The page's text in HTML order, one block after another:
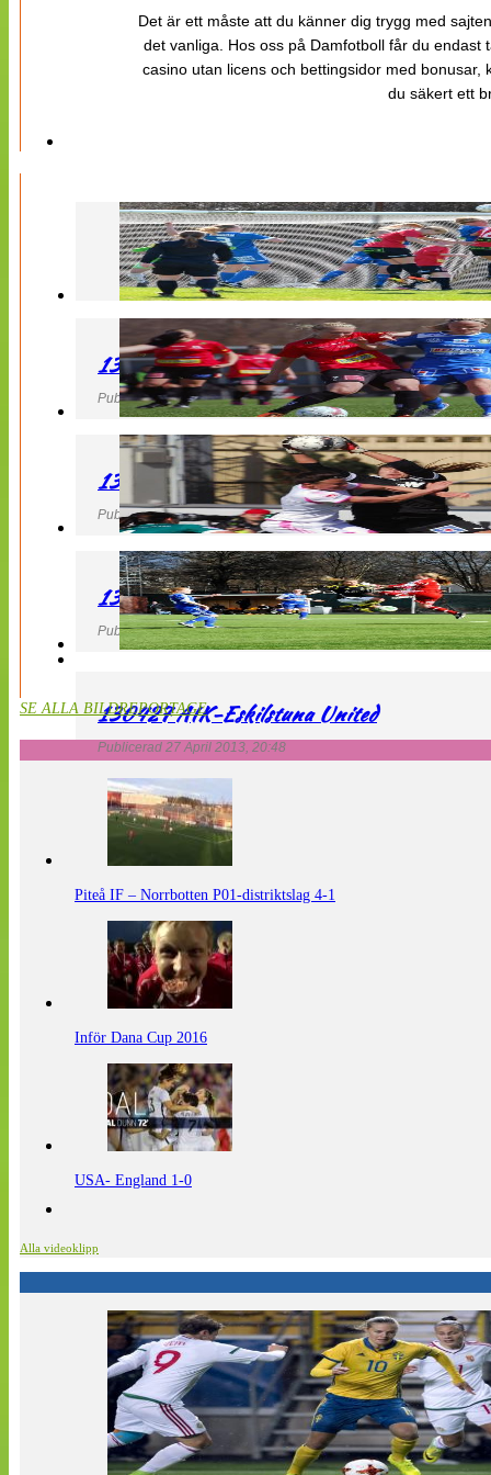
Det är ett måste att du känner dig trygg med
det vanliga. Hos oss på Damfotboll får du
casino utan licens och bettingsidor med
du säkert ett
130427 LB 07 – QBIK
Publicerad 27 April 2013, 22:40
130427 IF Limhamn Bunkeflo – QBIK
Publicerad 27 April 2013, 21:10
130427 LdB FC Malmö – Mallbackens IF
Publicerad 27 April 2013, 20:54
130427 AIK-Eskilstuna United
Publicerad 27 April 2013, 20:48
SE ALLA BILDREPORTAGE
Piteå IF – Norrbotten P01-distriktslag 4-1
Inför Dana Cup 2016
USA- England 1-0
Alla videoklipp